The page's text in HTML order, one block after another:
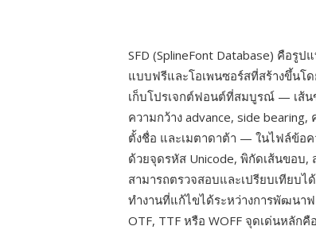
SFD (SplineFont Database) คือรู
แบบฟรีและโอเพนซอร์สที่สร้างขึ้นโ
เก็บโปรเจกต์ฟอนต์ที่สมบูรณ์ — เส้
ความกว้าง advance, side
ตั้งชื่อ และเมตาดาต้า — ในไฟล์ข้อ
ด้วยจุดรหัส Unicode, พิกัดเส้นขอบ
สามารถตรวจสอบและเปรียบเทียบ
ทำงานที่แก้ไขได้ระหว่างการพัฒนา
OTF, TTF หรือ WOFF จุดเด่นหลัก